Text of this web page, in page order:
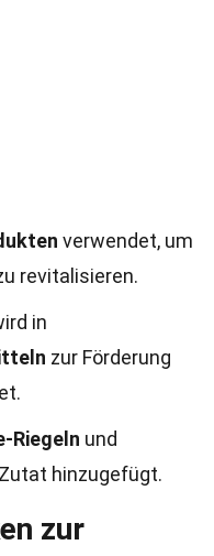
verwendet, um
revitalisieren.
in
zur Förderung
Riegeln und
hinzugefügt.
zur